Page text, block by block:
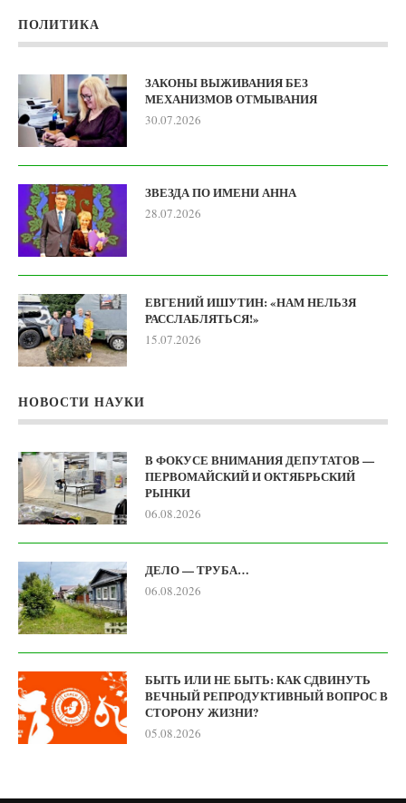
ПОЛИТИКА
ЗАКОНЫ ВЫЖИВАНИЯ БЕЗ
МЕХАНИЗМОВ ОТМЫВАНИЯ
30.07.2026
ЗВЕЗДА ПО ИМЕНИ АННА
28.07.2026
ЕВГЕНИЙ ИШУТИН: «НАМ НЕЛЬЗЯ
РАССЛАБЛЯТЬСЯ!»
15.07.2026
НОВОСТИ НАУКИ
В ФОКУСЕ ВНИМАНИЯ ДЕПУТАТОВ —
ПЕРВОМАЙСКИЙ И ОКТЯБРЬСКИЙ
РЫНКИ
06.08.2026
ДЕЛО — ТРУБА…
06.08.2026
БЫТЬ ИЛИ НЕ БЫТЬ: КАК СДВИНУТЬ
ВЕЧНЫЙ РЕПРОДУКТИВНЫЙ ВОПРОС В
СТОРОНУ ЖИЗНИ?
05.08.2026